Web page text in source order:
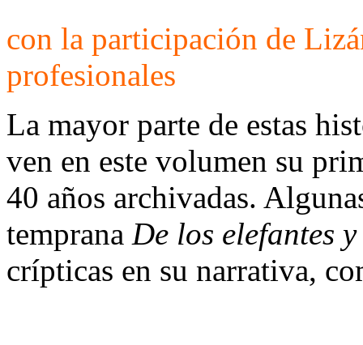
con la participación de
profesionales
La mayor parte de estas
ven en este volumen su
40 años archivadas.
temprana De los elefantes
crípticas en su narrativa,